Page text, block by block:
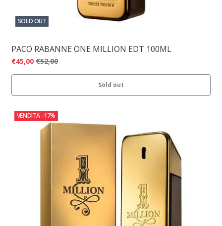
SOLD OUT
PACO RABANNE ONE MILLION EDT 100ML
€45,00 €52,00
Sold out
VENDITA -17%